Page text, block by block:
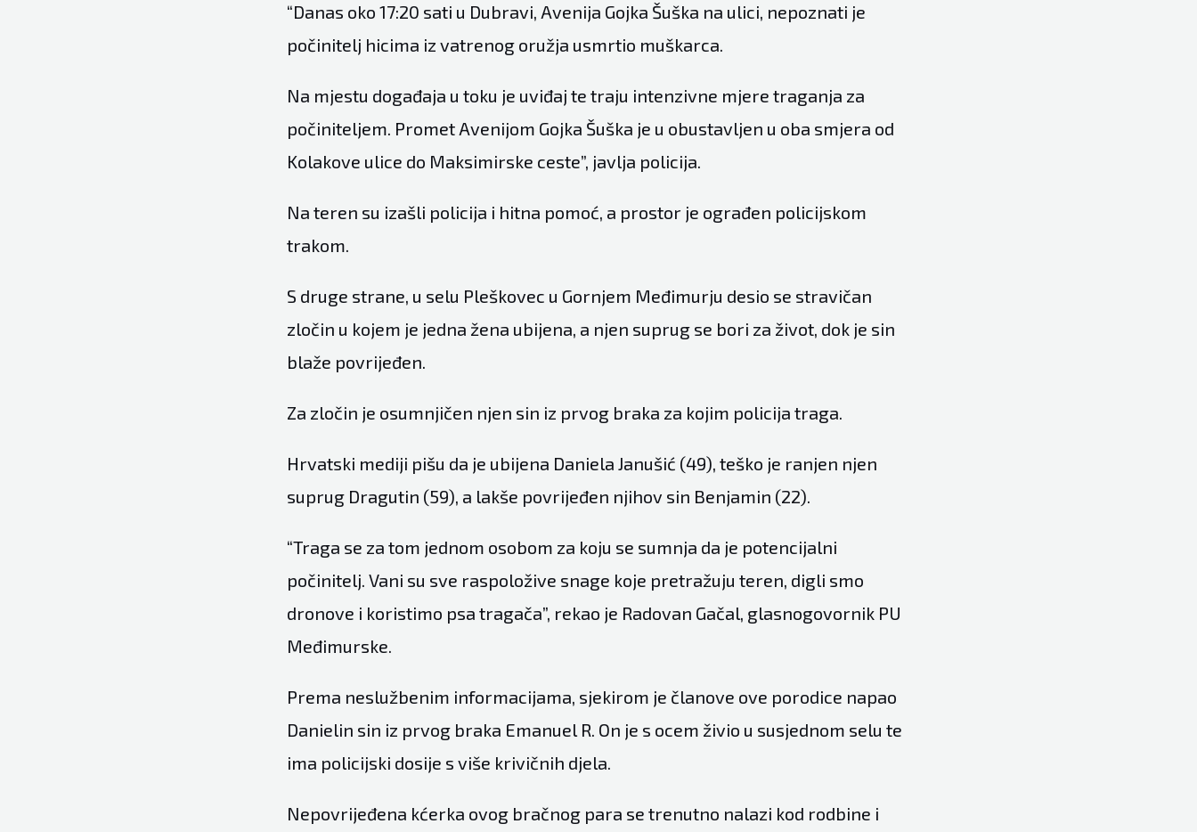
“Danas oko 17:20 sati u Dubravi, Avenija Gojka Šuška na ulici, nepoznati je
počinitelj hicima iz vatrenog oružja usmrtio muškarca.
Na mjestu događaja u toku je uviđaj te traju intenzivne mjere traganja za
počiniteljem. Promet Avenijom Gojka Šuška je u obustavljen u oba smjera od
Kolakove ulice do Maksimirske ceste”, javlja policija.
Na teren su izašli policija i hitna pomoć, a prostor je ograđen policijskom
trakom.
S druge strane, u selu Pleškovec u Gornjem Međimurju desio se stravičan
zločin u kojem je jedna žena ubijena, a njen suprug se bori za život, dok je sin
blaže povrijeđen.
Za zločin je osumnjičen njen sin iz prvog braka za kojim policija traga.
Hrvatski mediji pišu da je ubijena Daniela Janušić (49), teško je ranjen njen
suprug Dragutin (59), a lakše povrijeđen njihov sin Benjamin (22).
“Traga se za tom jednom osobom za koju se sumnja da je potencijalni
počinitelj. Vani su sve raspoložive snage koje pretražuju teren, digli smo
dronove i koristimo psa tragača”, rekao je Radovan Gačal, glasnogovornik PU
Međimurske.
Prema neslužbenim informacijama, sjekirom je članove ove porodice napao
Danielin sin iz prvog braka Emanuel R. On je s ocem živio u susjednom selu te
ima policijski dosije s više krivičnih djela.
Nepovrijeđena kćerka ovog bračnog para se trenutno nalazi kod rodbine i